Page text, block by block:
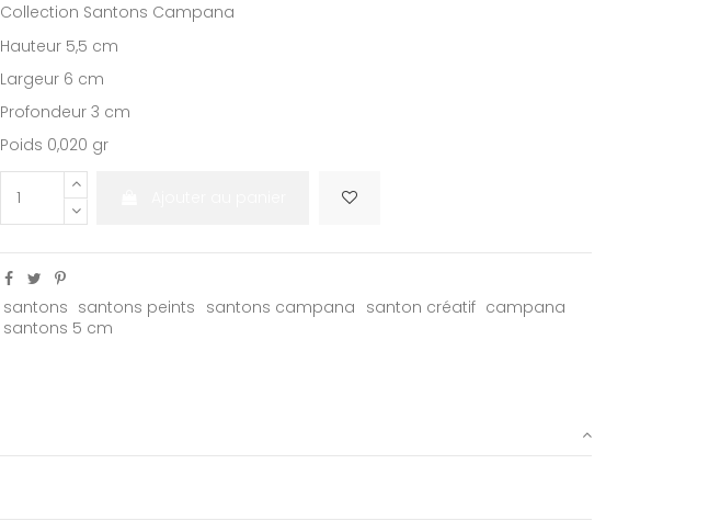
Collection Santons Campana
Hauteur 5,5 cm
Largeur 6 cm
Profondeur 3 cm
Poids 0,020 gr
santons santons peints santons campana santon créatif campana
santons 5 cm